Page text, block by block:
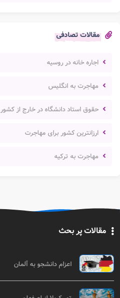
مقالات تصادفی
اجاره خانه در روسیه
مهاجرت به انگلیس
حقوق استاد دانشگاه در خارج از کشور
ارزانترین کشور برای مهاجرت
مهاجرت به ترکیه
مقالات پر بحث
اعزام دانشجو به آلمان